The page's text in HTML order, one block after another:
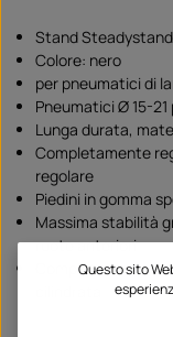
Stand
Colore: nero
per pneumatici di
Pneumatici Ø 15-21
Lunga durata,
Completamente
regolare
Piedini in gomma
Massima stabilità
ruote anteriori
Completamente
Questo sito